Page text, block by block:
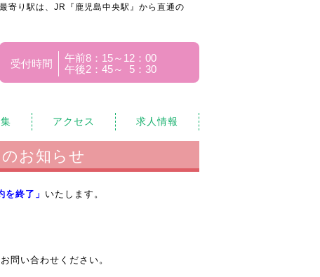
寄り駅は、JR『鹿児島中央駅』から直通の
受付時間
午前8：15～12：00
午後2：45～ 5：30
アクセス 求人情報
お知らせ
を終了」 いたします。
問い合わせください。